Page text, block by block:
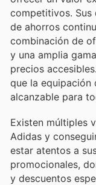
competitivos. Sus
de ahorros
combinación de
y una amplia
precios
que la equipación
alcanzable para
Existen múltiples
Adidas y
estar atentos a
promocionales,
y descuentos